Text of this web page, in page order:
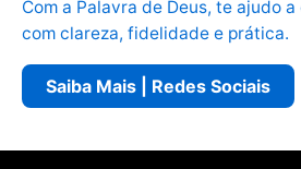
Com a Palavra de Deus, te ajudo
com clareza, fidelidade e prática.
Saiba Mais | Redes Sociais